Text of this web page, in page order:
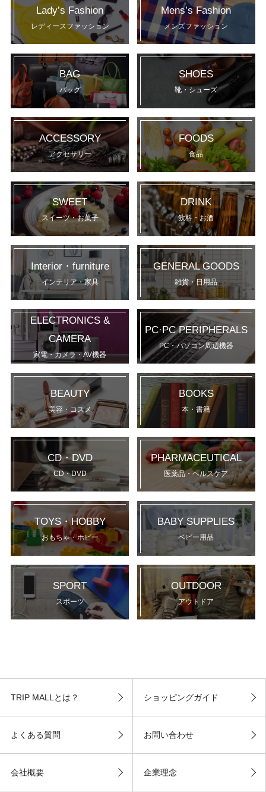
Lady’s Fashion
レディースファッション
Mens’s Fashion
メンズファッション
BAG
バッグ
SHOES
靴・シューズ
ACCESSORY
アクセサリー
FOODS
食品
SWEET
スイーツ・お菓子
DRINK
飲料・お酒
Interior・furniture
インテリア・家具
GENERAL GOODS
雑貨・日用品
ELECTRONICS &
CAMERA
家電・カメラ・AV機器
PC·PC PERIPHERALS
PC・パソコン周辺機器
BEAUTY
美容・コスメ
BOOKS
本・書籍
CD・DVD
CD・DVD
PHARMACEUTICAL
医薬品・ヘルスケア
TOYS・HOBBY
おもちゃ・ホビー
BABY SUPPLIES
ベビー用品
SPORT
スポーツ
OUTDOOR
アウトドア
TRIP MALLとは？ ショッピングガイド
よくある質問 お問い合わせ
会社概要 企業理念